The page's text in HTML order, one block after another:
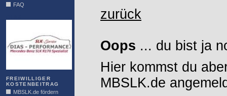
FAQ
FREIWILLIGER
KOSTENBEITRAG
MBSLK.de fördern
zurück
Oops ... du bist ja
Hier kommst du
MBSLK.de